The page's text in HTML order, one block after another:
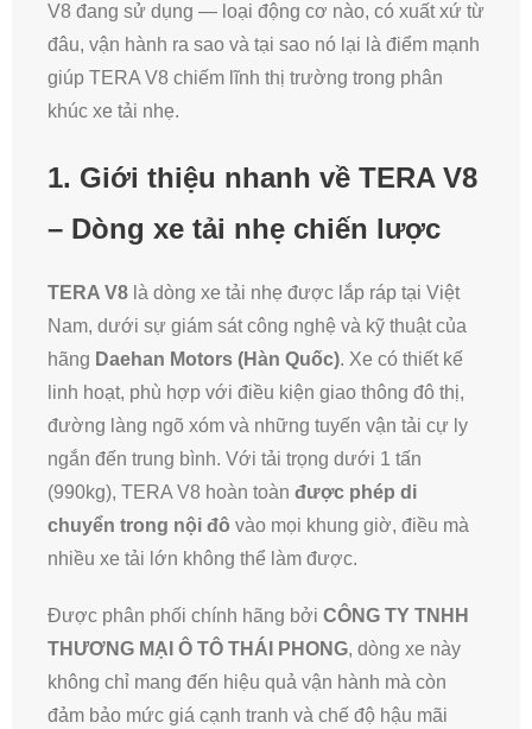
V8 đang sử dụng — loại động cơ nào, có xuất xứ từ
đâu, vận hành ra sao và tại sao nó lại là điểm mạnh
giúp TERA V8 chiếm lĩnh thị trường trong phân
khúc xe tải nhẹ.
1. Giới thiệu nhanh về TERA V8
– Dòng xe tải nhẹ chiến lược
TERA V8 là dòng xe tải nhẹ được lắp ráp tại Việt
Nam, dưới sự giám sát công nghệ và kỹ thuật của
hãng Daehan Motors (Hàn Quốc). Xe có thiết kế
linh hoạt, phù hợp với điều kiện giao thông đô thị,
đường làng ngõ xóm và những tuyến vận tải cự ly
ngắn đến trung bình. Với tải trọng dưới 1 tấn
(990kg), TERA V8 hoàn toàn được phép di
chuyển trong nội đô vào mọi khung giờ, điều mà
nhiều xe tải lớn không thể làm được.
Được phân phối chính hãng bởi CÔNG TY TNHH
THƯƠNG MẠI Ô TÔ THÁI PHONG, dòng xe này
không chỉ mang đến hiệu quả vận hành mà còn
đảm bảo mức giá cạnh tranh và chế độ hậu mãi